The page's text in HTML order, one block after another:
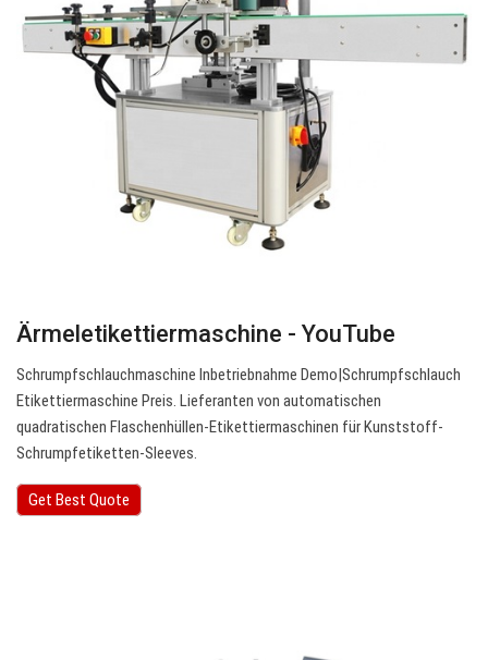
Ärmeletikettiermaschine - YouTube
Schrumpfschlauchmaschine Inbetriebnahme Demo|Schrumpfschlauch
Etikettiermaschine Preis. Lieferanten von automatischen
quadratischen Flaschenhüllen-Etikettiermaschinen für Kunststoff-
Schrumpfetiketten-Sleeves.
Get Best Quote